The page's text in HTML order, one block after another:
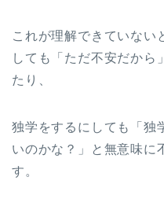
これが理解できていない
しても「ただ不安だから
たり、
独学をするにしても「独
いのかな？」と無意味に
す。